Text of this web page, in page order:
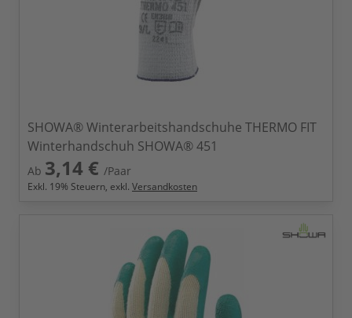
SHOWA® Winterarbeitshandschuhe THERMO FIT
Winterhandschuh SHOWA® 451
Ab 3,14 € /Paar
Exkl. 19% Steuern, exkl. Versandkosten